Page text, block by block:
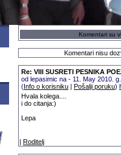
Komentari su
Komentari nisu
Re: VIII SUSRETI PESNIKA
od lepasimic na - 11. May 2010.
(Info o korisniku | Pošalji poruku)
Hvala kolega....
i do citanja:)
Lepa
| Roditelj